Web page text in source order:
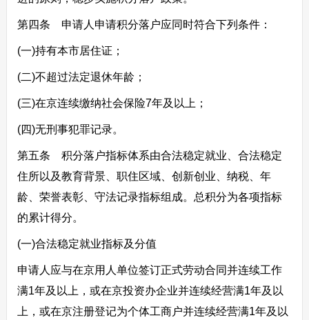
第四条 申请人申请积分落户应同时符合下列条件：
(一)持有本市居住证；
(二)不超过法定退休年龄；
(三)在京连续缴纳社会保险7年及以上；
(四)无刑事犯罪记录。
第五条 积分落户指标体系由合法稳定就业、合法稳定
住所以及教育背景、职住区域、创新创业、纳税、年
龄、荣誉表彰、守法记录指标组成。总积分为各项指标
的累计得分。
(一)合法稳定就业指标及分值
申请人应与在京用人单位签订正式劳动合同并连续工作
满1年及以上，或在京投资办企业并连续经营满1年及以
上，或在京注册登记为个体工商户并连续经营满1年及以